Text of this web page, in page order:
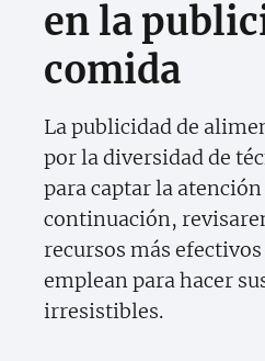
en la
comida
La publicidad de
por la diversidad de
para captar la
continuación,
recursos más
emplean para hacer
irresistibles.